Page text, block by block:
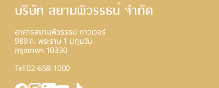
บริษัท สยามพิวรรธน์ จํากัด
อาคารสยามพิวรรธน์ ทาวเวอร์
989 ถ. พระราม 1 ปทุมวัน
กรุงเทพฯ 10330
Tel 02-658-1000